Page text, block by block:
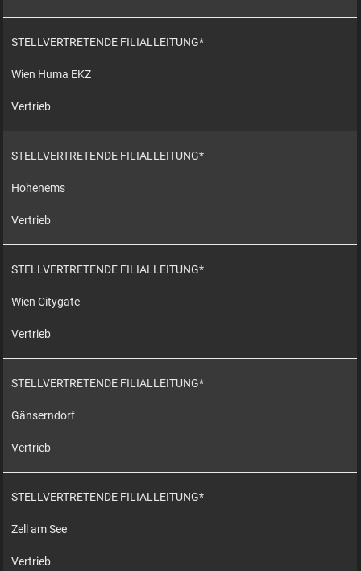
STELLVERTRETENDE FILIALLEITUNG*
Wien Huma EKZ
Vertrieb
STELLVERTRETENDE FILIALLEITUNG*
Hohenems
Vertrieb
STELLVERTRETENDE FILIALLEITUNG*
Wien Citygate
Vertrieb
STELLVERTRETENDE FILIALLEITUNG*
Gänserndorf
Vertrieb
STELLVERTRETENDE FILIALLEITUNG*
Zell am See
Vertrieb